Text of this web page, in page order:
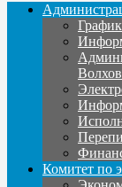
Комитет по